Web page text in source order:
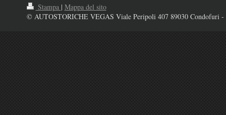
Stampa | Mappa del sito
© AUTOSTORICHE VEGAS Viale Peripoli 407 89030 Condofuri -